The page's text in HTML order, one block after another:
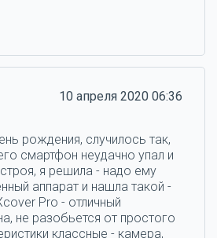
10 апреля 2020 06:36
рождения, случилось так,
смартфон неудачно упал и
я решила - надо ему
аппарат и нашла такой -
Pro - отличный
не разобьется от простого
классные - камера,